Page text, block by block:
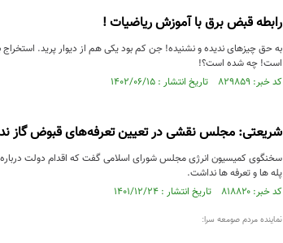
رابطه قبض برق با آموزش ریاضیات !
به حق چیزهای ندیده و نشنیده! جن کم بود یکی هم از دیوار پرید.
است! چه شده است؟!
کد خبر: ۸۲۹۸۵۹ تاریخ انتشار : ۱۴۰۲/۰۶/۱۵
شریعتی: مجلس نقشی در تعیین تعرفه‌های قبوض گاز
سخنگوی کمیسیون انرژی مجلس شورای اسلامی گفت که اقدام دولت
پله ها و تعرفه ها نداشت.
کد خبر: ۸۱۸۸۲۰ تاریخ انتشار : ۱۴۰۱/۱۲/۲۴
نماینده مردم صومعه سرا: